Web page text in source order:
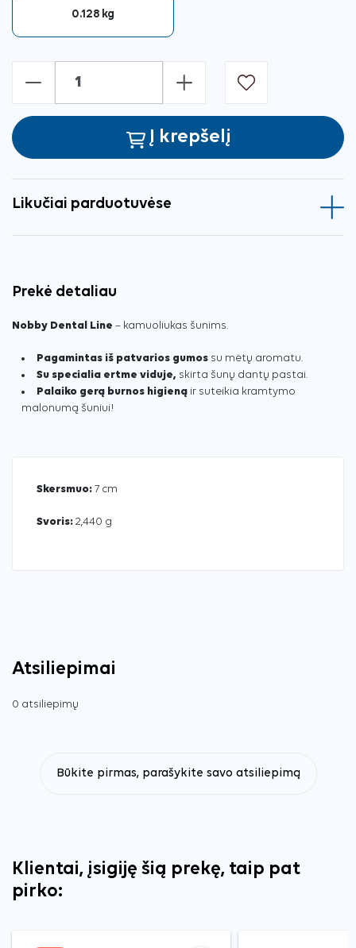
0.128 kg
- +
Į krepšelį
Likučiai parduotuvėse
Prekė detaliau
Nobby Dental Line – kamuoliukas šunims.
Pagamintas iš patvarios gumos su mėtų aromatu.
Su specialia ertme viduje, skirta šunų dantų pastai.
Palaiko gerą burnos higieną ir suteikia kramtymo
malonumą šuniui!
Skersmuo: 7 cm
Svoris: 2,440 g
Atsiliepimai
0 atsiliepimų
Būkite pirmas, parašykite savo atsiliepimą
Klientai, įsigiję šią prekę, taip pat
pirko: